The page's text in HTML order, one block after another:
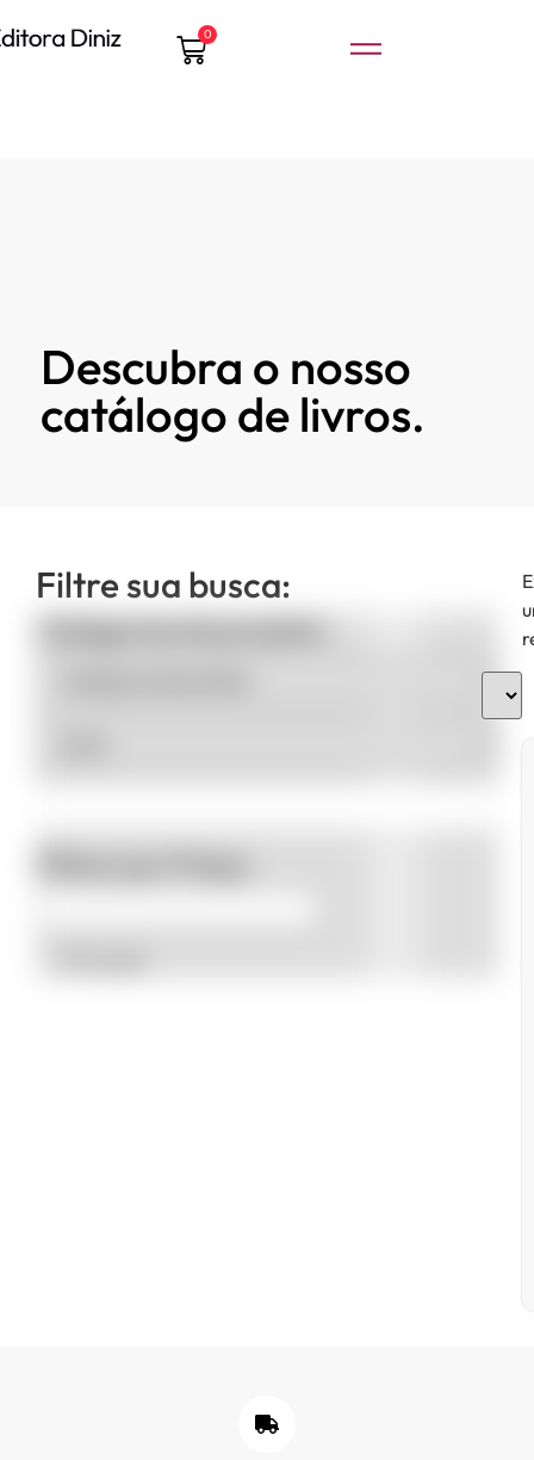
0
Descubra o nosso
catálogo de livros.
Filtre sua busca:
Categorias de produto